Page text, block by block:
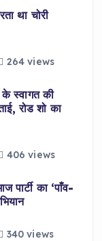
था चोरी
264 views
स्वागत की
रोड शो का
406 views
का ‘पाँव-
340 views